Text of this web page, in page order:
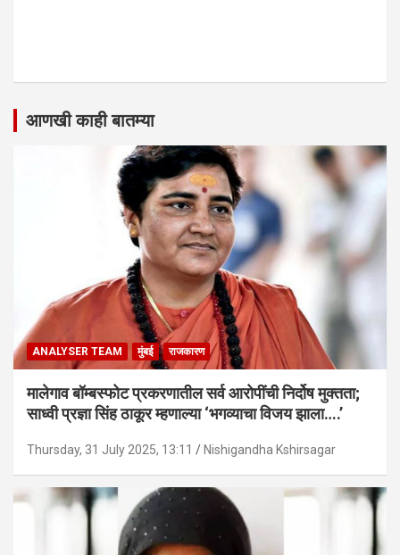
आणखी काही बातम्या
ANALYSER TEAM मुंबई राजकारण
मालेगाव बॉम्बस्फोट प्रकरणातील सर्व आरोपींची निर्दोष मुक्तता;
साध्वी प्रज्ञा सिंह ठाकूर म्हणाल्या ‘भगव्याचा विजय झाला….’
Thursday, 31 July 2025, 13:11 Nishigandha Kshirsagar